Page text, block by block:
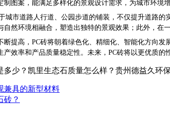
图案，能满足多样化的景观设计需求，为城市环境增
城市道路人行道、公园步道的铺装，不仅提升道路的
自然环境相融合，塑造出独特的景观效果；此外，在
断提高，PC砖将朝着绿色化、精细化、智能化方向发
效率和产品质量稳定性。未来，PC砖将以更优质的
少？凯里生态石质量怎么样？贵州德益久环
兼具的新型材料
砖？